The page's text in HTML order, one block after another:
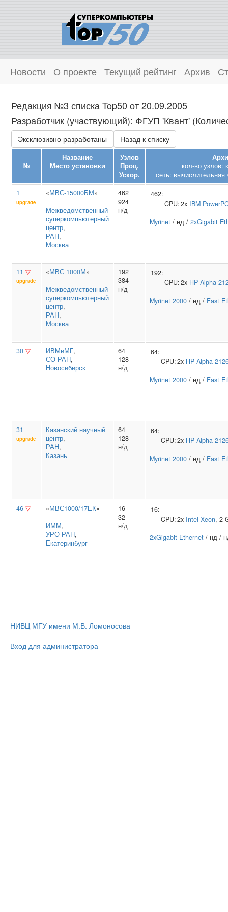
Новости О проекте Текущий рейтинг Архив
Редакция №3 списка Top50 от 20.09.2005
Разработчик (участвующий): ФГУП 'Квант'
Эксклюзивно разработаны Назад к списку
№
Название
Место установки
Узлов
Проц.
Ускор.
кол-во узлов:
сеть: вычислительная
1
upgrade
«МВС-15000БМ»
Межведомственный
суперкомпьютерный
центр,
РАН,
Москва
462
924
н/д
462:
CPU:2x IBM
Myrinet / нд / 2xGigabit
11 ▽
upgrade
«МВС 1000М»
Межведомственный
суперкомпьютерный
центр,
РАН,
Москва
192
384
н/д
192:
CPU:2x HP Alpha
Myrinet 2000 / нд / Fast
30 ▽ ИВМиМГ,
СО РАН,
Новосибирск
64
128
н/д
64:
CPU:2x HP Alpha
Myrinet 2000 / нд / Fast
31
upgrade
Казанский научный
центр,
РАН,
Казань
64
128
н/д
64:
CPU:2x HP Alpha
Myrinet 2000 / нд / Fast
46 ▽ «МВС1000/17ЕК»
ИММ,
УРО РАН,
Екатеринбург
16
32
н/д
16:
CPU:2x Intel Xeon, 2
2xGigabit Ethernet / нд /
НИВЦ МГУ имени М.В. Ломоносова
Вход для администратора